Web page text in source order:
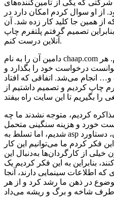
که یکی از تامین‌کننده‌های
از او سوال کردم امکان دارد در
از همین جا کلید کار زده شد. آن
تصمیم گرفتم پلتفرم چاپ‌
آنلاین درست کنم.
دامین‌ آن را به نام chaap.com با قیمت ۲۰ هزار تومان خریدم. هر
درخواست خود را بگذارد و
انجام می‌شد. اتفاقی که افتاد
چاپ کردیم و تصمیم داشتیم از
مذاکره کردیم، متوجه نشدند ما چه
خورد و هزینه سنگینی متحمل
شدیم، اما تسلط به asp کلاسیک و تمام امکانات آن، دستاورد
فکر کردم ما می‌توانیم این کار
خیلی از کارگردان‌ها به‌دنبال این
بنابراین به این فکر کردیم یک
اطلاعات سینمایی دارند، آنجا
در ذهن ما رشد کرد و از هر